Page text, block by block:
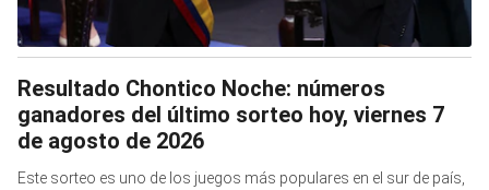
Resultado Chontico Noche: números
ganadores del último sorteo hoy, viernes 7
de agosto de 2026
Este sorteo es uno de los juegos más populares en el sur de país,